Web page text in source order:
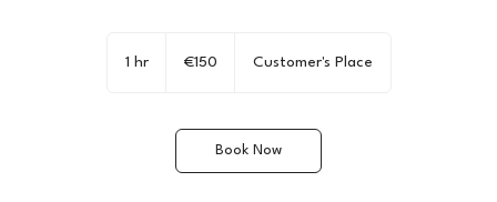
1 hr1
€150 Customer's Place
Book Now